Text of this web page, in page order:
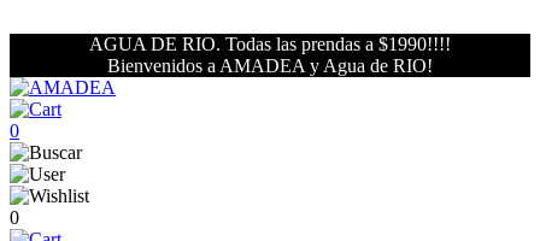
AGUA DE RIO. Todas las prendas a $1990!!!!
Bienvenidos a AMADEA y Agua de RIO!
0
0